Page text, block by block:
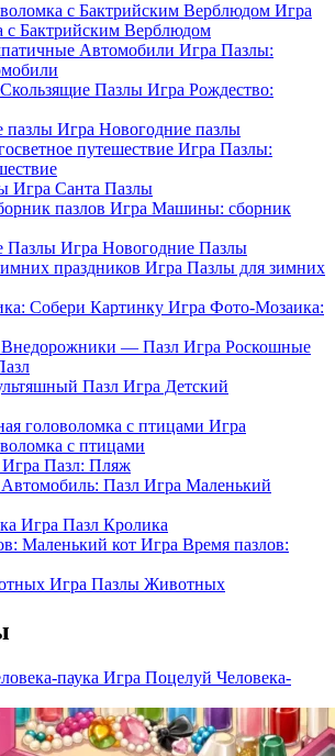
Игра
с Бактрийским Верблюдом
Игра Пазлы:
Игра Рождество:
Игра Новогодние пазлы
Игра Пазлы:
Игра Санта Пазлы
Игра Машины: сборник
Игра Новогодние Пазлы
Игра Пазлы для зимних
Игра Фото-Мозаика:
Игра Роскошные
Игра Детский
Игра
с птицами
Игра Пазл: Пляж
Игра Маленький
Игра Пазл Кролика
Игра Время пазлов:
Игра Пазлы Животных
Игра Поцелуй Человека-